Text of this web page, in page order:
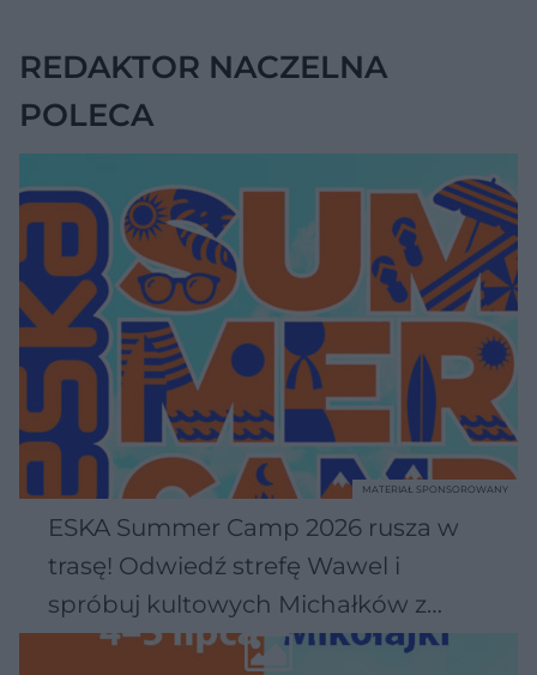
REDAKTOR NACZELNA
POLECA
ESKA Summer Camp 2026 rusza w
trasę! Odwiedź strefę Wawel i
spróbuj kultowych Michałków z
Wawelu
MATERIAŁ SPONSOROWANY